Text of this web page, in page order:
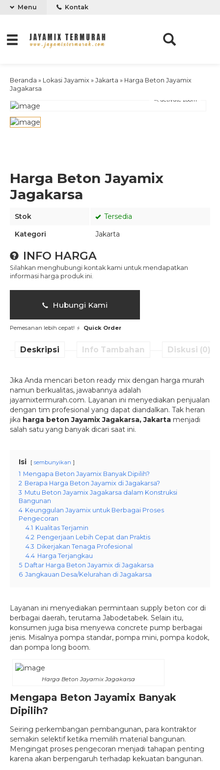
Menu Kontak
Beranda » Lokasi Jayamix » Jakarta » Harga Beton Jayamix
Jagakarsa
activate zoom
Harga Beton Jayamix
Jagakarsa
Stok
Tersedia
Kategori
Jakarta
INFO HARGA
Silahkan menghubungi kontak kami untuk mendapatkan
informasi harga produk ini.
Hubungi Kami
Pemesanan lebih cepat! Quick Order
Deskripsi Info Tambahan Diskusi (0)
Jika Anda mencari beton ready mix dengan harga murah
namun berkualitas, jawabannya adalah
jayamixtermurah.com. Layanan ini menyediakan penjualan
dengan tim profesional yang dapat diandalkan. Tak heran
jika harga beton JayamixJagakarsa, Jakarta menjadi
salah satu yang banyak dicari saat ini.
Isi sembunyikan
1 Mengapa Beton Jayamix Banyak Dipilih?
2 Berapa Harga Beton Jayamix di Jagakarsa?
3 Mutu Beton Jayamix Jagakarsa dalam Konstruksi
Bangunan
4 Keunggulan Jayamix untuk Berbagai Proses
Pengecoran
4.1 Kualitas Terjamin
4.2 Pengerjaan Lebih Cepat dan Praktis
4.3 Dikerjakan Tenaga Profesional
4.4 Harga Terjangkau
5 Daftar Harga Beton Jayamix di Jagakarsa
6 Jangkauan Desa/Kelurahan di Jagakarsa
Layanan ini menyediakan permintaan supply beton cor di
berbagai daerah, terutama Jabodetabek. Selain itu,
konsumen juga bisa menyewa concrete pump berbagai
jenis. Misalnya pompa standar, pompa mini, pompa kodok,
dan pompa long boom.
Harga Beton Jayamix Jagakarsa
Mengapa Beton Jayamix Banyak
Dipilih?
Seiring perkembangan pembangunan, para kontraktor
semakin selektif ketika memilih material bangunan.
Mengingat proses pengecoran menjadi tahapan penting
karena akan berpengaruh terhadap kekuatan bangunan.